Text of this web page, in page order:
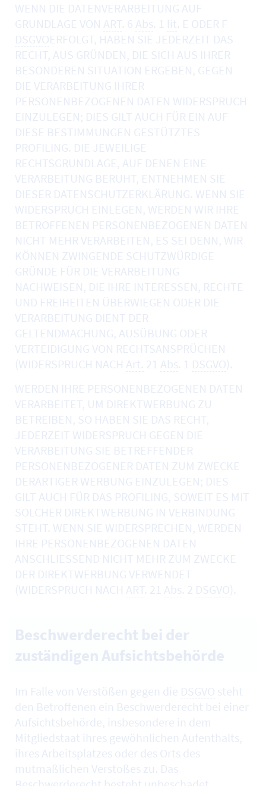
WENN DIE DATENVERARBEITUNG AUF
GRUNDLAGE VON ART. 6 Abs. 1 lit. E ODER F
DSGVOERFOLGT, HABEN SIE JEDERZEIT DAS
RECHT, AUS GRÜNDEN, DIE SICH AUS IHRER
BESONDEREN SITUATION ERGEBEN, GEGEN
DIE VERARBEITUNG IHRER
PERSONENBEZOGENEN DATEN WIDERSPRUCH
EINZULEGEN; DIES GILT AUCH FÜR EIN AUF
DIESE BESTIMMUNGEN GESTÜTZTES
PROFILING. DIE JEWEILIGE
RECHTSGRUNDLAGE, AUF DENEN EINE
VERARBEITUNG BERUHT, ENTNEHMEN SIE
DIESER DATENSCHUTZERKLÄRUNG. WENN SIE
WIDERSPRUCH EINLEGEN, WERDEN WIR IHRE
BETROFFENEN PERSONENBEZOGENEN DATEN
NICHT MEHR VERARBEITEN, ES SEI DENN, WIR
KÖNNEN ZWINGENDE SCHUTZWÜRDIGE
GRÜNDE FÜR DIE VERARBEITUNG
NACHWEISEN, DIE IHRE INTERESSEN, RECHTE
UND FREIHEITEN ÜBERWIEGEN ODER DIE
VERARBEITUNG DIENT DER
GELTENDMACHUNG, AUSÜBUNG ODER
VERTEIDIGUNG VON RECHTSANSPRÜCHEN
(WIDERSPRUCH NACH Art. 21 Abs. 1 DSGVO).
WERDEN IHRE PERSONENBEZOGENEN DATEN
VERARBEITET, UM DIREKTWERBUNG ZU
BETREIBEN, SO HABEN SIE DAS RECHT,
JEDERZEIT WIDERSPRUCH GEGEN DIE
VERARBEITUNG SIE BETREFFENDER
PERSONENBEZOGENER DATEN ZUM ZWECKE
DERARTIGER WERBUNG EINZULEGEN; DIES
GILT AUCH FÜR DAS PROFILING, SOWEIT ES MIT
SOLCHER DIREKTWERBUNG IN VERBINDUNG
STEHT. WENN SIE WIDERSPRECHEN, WERDEN
IHRE PERSONENBEZOGENEN DATEN
ANSCHLIESSEND NICHT MEHR ZUM ZWECKE
DER DIREKTWERBUNG VERWENDET
(WIDERSPRUCH NACH ART. 21 Abs. 2 DSGVO).
Im Falle von Verstößen gegen die DSGVO steht
den Betroffenen ein Beschwerderecht bei einer
Aufsichtsbehörde, insbesondere in dem
Mitgliedstaat ihres gewöhnlichen Aufenthalts,
ihres Arbeitsplatzes oder des Orts des
mutmaßlichen Verstoßes zu. Das